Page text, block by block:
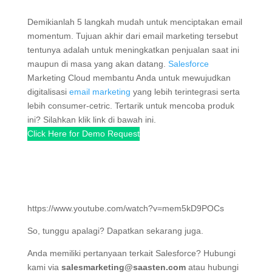
Demikianlah 5 langkah mudah untuk menciptakan email
momentum. Tujuan akhir dari email marketing tersebut
tentunya adalah untuk meningkatkan penjualan saat ini
maupun di masa yang akan datang. Salesforce
Marketing Cloud membantu Anda untuk mewujudkan
digitalisasi email marketing yang lebih terintegrasi serta
lebih consumer-cetric. Tertarik untuk mencoba produk
ini? Silahkan klik link di bawah ini.
Click Here for Demo Request
https://www.youtube.com/watch?v=mem5kD9POCs
So, tunggu apalagi? Dapatkan sekarang juga.
Anda memiliki pertanyaan terkait Salesforce? Hubungi
kami via salesmarketing@saasten.comatau hubungi